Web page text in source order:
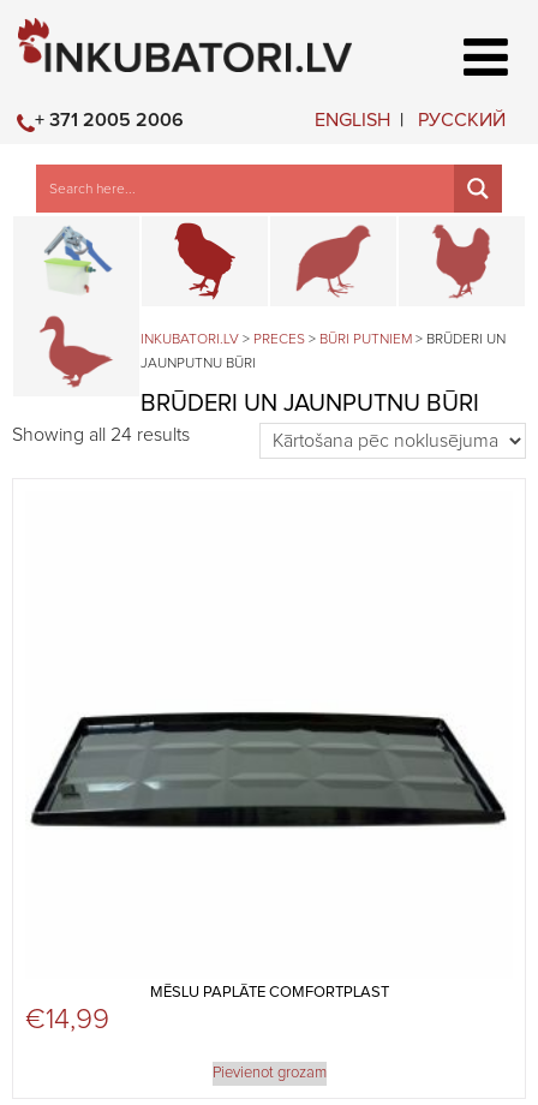
ENGLISH РУССКИЙ
+ 371 2005 2006
Būru daļas un piederumiBrūderi un jaunputnu būri
Būri paipalām
INKUBATORI.LV > PRECES > BŪRI PUTNIEM > BRŪDERI UN
JAUNPUTNU BŪRI
BRŪDERI UN JAUNPUTNU BŪRI
Showing all 24 results
MĒSLU PAPLĀTE COMFORTPLAST
€14,99
Pievienot grozam